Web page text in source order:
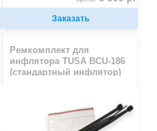
Заказать
Ремкомплект для
инфлятора TUSA BCU-186
(стандартный инфлятор)